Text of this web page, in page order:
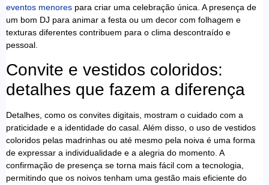
eventos menores para criar uma celebração única. A presença de
um bom DJ para animar a festa ou um decor com folhagem e
texturas diferentes contribuem para o clima descontraído e
pessoal.
Convite e vestidos coloridos:
detalhes que fazem a diferença
Detalhes, como os convites digitais, mostram o cuidado com a
praticidade e a identidade do casal. Além disso, o uso de vestidos
coloridos pelas madrinhas ou até mesmo pela noiva é uma forma
de expressar a individualidade e a alegria do momento. A
confirmação de presença se torna mais fácil com a tecnologia,
permitindo que os noivos tenham uma gestão mais eficiente do